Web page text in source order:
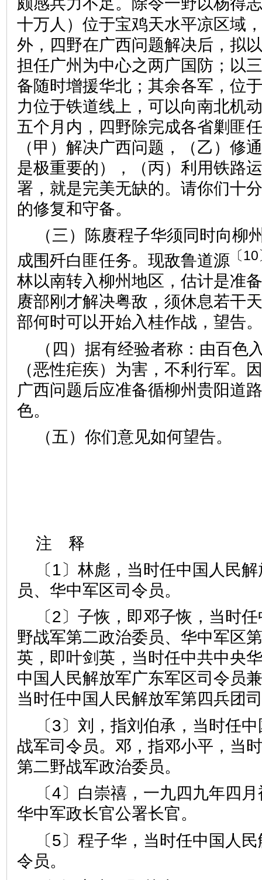
十万人）位于宝鸡天水平凉区域
外，四野在广西问题解决后，拟
担任广州为中心之两广国防；以
备随时增援华北；其余各军，位
力位于铁道线上，可以向南北机
五个月内，四野除完成各省剿匪
（甲）解决广西问题，（乙）修
是极重要的），（丙）利用铁路
署，就是完美无缺的。请你们十
的修复和守备。
（三）陈赓程子华须同时向柳
成围歼白匪任务。现敌鲁道源 〔
林以南转入柳州地区，估计是准
赓部刚才解决粤敌，须休息若干
部何时可以开始入桂作战，望告。
（四）据有经验者称：由百色
（恶性疟疾）为害，不利行军。
广西问题后应准备循柳州贵阳道
色。
（五）你们意见如何望告。
注 释
〔1〕林彪，当时任中国人民
员、华中军区司令员。
〔2〕子恢，即邓子恢，当时
野战军第二政治委员、华中军区
英，即叶剑英，当时任中共中央
中国人民解放军广东军区司令员
当时任中国人民解放军第四兵团
〔3〕刘，指刘伯承，当时任
战军司令员。邓，指邓小平，当
第二野战军政治委员。
〔4〕白崇禧，一九四九年四
华中军政长官公署长官。
〔5〕程子华，当时任中国人
令员。